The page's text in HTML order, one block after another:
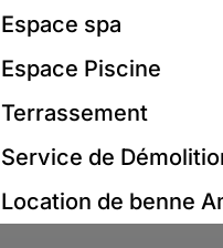
Espace spa
Espace Piscine
Terrassement
Service de
Location de benne